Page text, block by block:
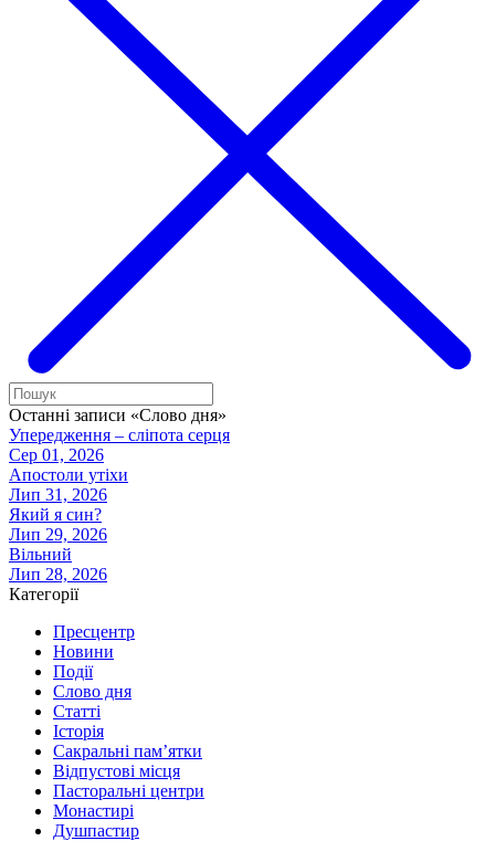
Останні записи «Слово дня»
Упередження – сліпота серця
Сер 01, 2026
Апостоли утіхи
Лип 31, 2026
Який я син?
Лип 29, 2026
Вільний
Лип 28, 2026
Категорії
Пресцентр
Новини
Події
Слово дня
Статті
Історія
Сакральні пам’ятки
Відпустові місця
Пасторальні центри
Монастирі
Душпастир